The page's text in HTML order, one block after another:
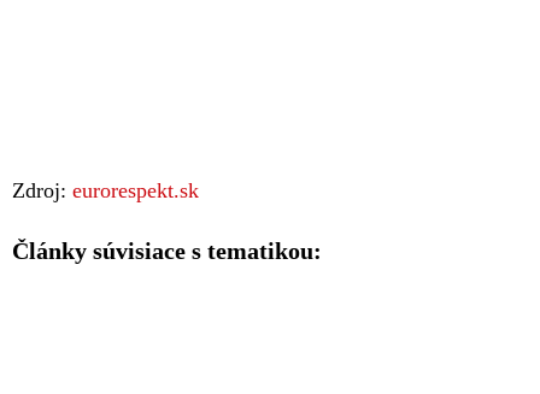
Zdroj: eurorespekt.sk
Články súvisiace s tematikou: